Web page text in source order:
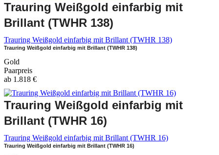
Trauring Weißgold einfarbig mit
Brillant (TWHR 138)
Trauring Weißgold einfarbig mit Brillant (TWHR 138)
Trauring Weißgold einfarbig mit Brillant (TWHR 138)
Gold
Paarpreis
ab 1.818 €
Trauring Weißgold einfarbig mit
Brillant (TWHR 16)
Trauring Weißgold einfarbig mit Brillant (TWHR 16)
Trauring Weißgold einfarbig mit Brillant (TWHR 16)